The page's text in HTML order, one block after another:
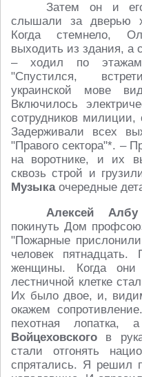
Затем он и
слышали за дверью
Когда стемнело,
выходить из здания, а
– ходил по этажам
"Спустился,
украинской мове
Включилось
сотрудников милиции,
Задерживали всех
"Правого сектора"*. –
на воротнике, и их
сквозь строй и
Музыка очередные
Алексей Албу
покинуть Дом
"Пожарные
человек
женщины. Когда
лестничной клетке
Их было двое, и,
окажем
пехотная
Войцеховского в
стали отгонять
спрятались. Я решил